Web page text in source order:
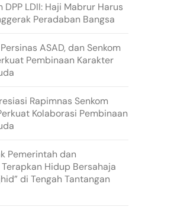
DPP LDII: Haji Mabrur Harus
Peradaban Bangsa
ASAD, dan Senkom
Pembinaan Karakter
Rapimnas Senkom
Kolaborasi Pembinaan
Pemerintah dan
Hidup Bersahaja
di Tengah Tantangan